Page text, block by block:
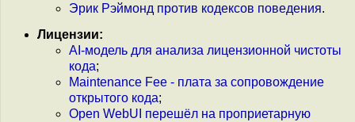
Эрик Рэймонд против кодексов поведения.
Лицензии:
AI-модель для анализа лицензионной чистоты
кода;
Maintenance Fee - плата за сопровождение
открытого кода;
Open WebUI перешёл на проприетарную